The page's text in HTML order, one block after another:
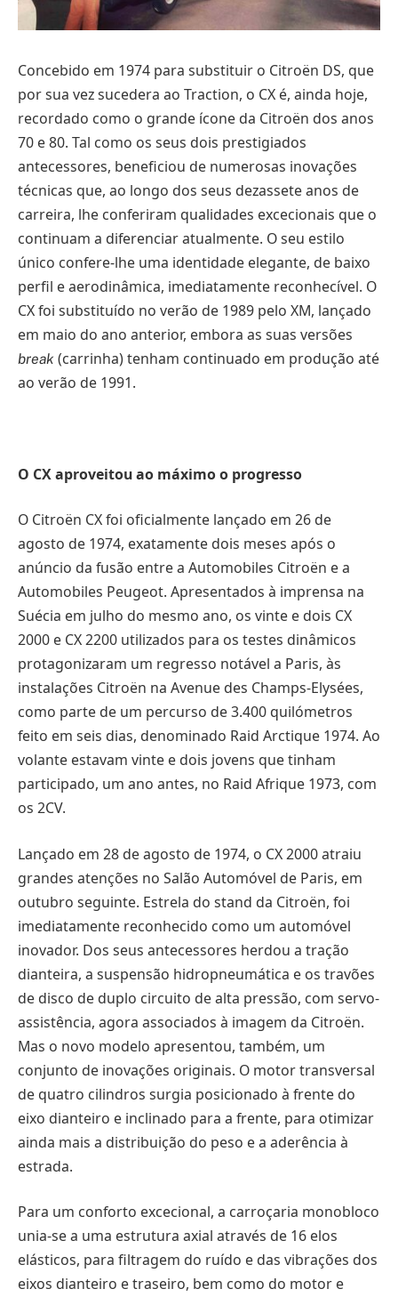
Concebido em 1974 para substituir o Citroën DS, que
por sua vez sucedera ao Traction, o CX é, ainda hoje,
recordado como o grande ícone da Citroën dos anos
70 e 80. Tal como os seus dois prestigiados
antecessores, beneficiou de numerosas inovações
técnicas que, ao longo dos seus dezassete anos de
carreira, lhe conferiram qualidades excecionais que o
continuam a diferenciar atualmente. O seu estilo
único confere-lhe uma identidade elegante, de baixo
perfil e aerodinâmica, imediatamente reconhecível. O
CX foi substituído no verão de 1989 pelo XM, lançado
em maio do ano anterior, embora as suas versões
break (carrinha) tenham continuado em produção até
ao verão de 1991.
O CX aproveitou ao máximo o progresso
O Citroën CX foi oficialmente lançado em 26 de
agosto de 1974, exatamente dois meses após o
anúncio da fusão entre a Automobiles Citroën e a
Automobiles Peugeot. Apresentados à imprensa na
Suécia em julho do mesmo ano, os vinte e dois CX
2000 e CX 2200 utilizados para os testes dinâmicos
protagonizaram um regresso notável a Paris, às
instalações Citroën na Avenue des Champs-Elysées,
como parte de um percurso de 3.400 quilómetros
feito em seis dias, denominado Raid Arctique 1974. Ao
volante estavam vinte e dois jovens que tinham
participado, um ano antes, no Raid Afrique 1973, com
os 2CV.
Lançado em 28 de agosto de 1974, o CX 2000 atraiu
grandes atenções no Salão Automóvel de Paris, em
outubro seguinte. Estrela do stand da Citroën, foi
imediatamente reconhecido como um automóvel
inovador. Dos seus antecessores herdou a tração
dianteira, a suspensão hidropneumática e os travões
de disco de duplo circuito de alta pressão, com servo-
assistência, agora associados à imagem da Citroën.
Mas o novo modelo apresentou, também, um
conjunto de inovações originais. O motor transversal
de quatro cilindros surgia posicionado à frente do
eixo dianteiro e inclinado para a frente, para otimizar
ainda mais a distribuição do peso e a aderência à
estrada.
Para um conforto excecional, a carroçaria monobloco
unia-se a uma estrutura axial através de 16 elos
elásticos, para filtragem do ruído e das vibrações dos
eixos dianteiro e traseiro, bem como do motor e